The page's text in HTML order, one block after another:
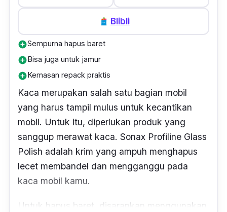
Blibli
add_circleSempurna hapus baret
add_circleBisa juga untuk jamur
add_circleKemasan repack praktis
Kaca merupakan salah satu bagian mobil
yang harus tampil mulus untuk kecantikan
mobil. Untuk itu, diperlukan produk yang
sanggup merawat kaca. Sonax Profiline Glass
Polish adalah krim yang ampuh menghapus
lecet membandel dan mengganggu pada
kaca mobil kamu.
Untuk hapus baret, disarankan menggunakan